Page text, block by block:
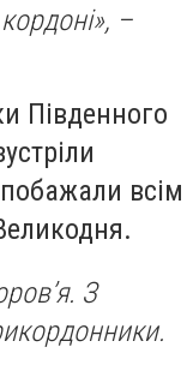
–
Південного
всім
З